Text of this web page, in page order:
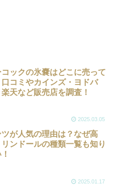
コックの氷嚢はどこに売って
口コミやカインズ・ヨドバ
楽天など販売店を調査！
2025.03.05
ツが人気の理由は？なぜ高
リンドールの種類一覧も知り
2025.01.17